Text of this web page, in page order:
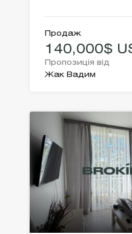
Продаж
140,000$
Пропозиція від
Жак Вадим